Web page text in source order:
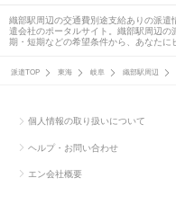
織部駅周辺の交通費別途支給ありの派
遣会社のポータルサイト。織部駅周辺
期・短期などの希望条件から、あなたに
派遣TOP 東海 岐阜 織部駅周辺
個人情報の取り扱いについて
ヘルプ・お問い合わせ
エン会社概要